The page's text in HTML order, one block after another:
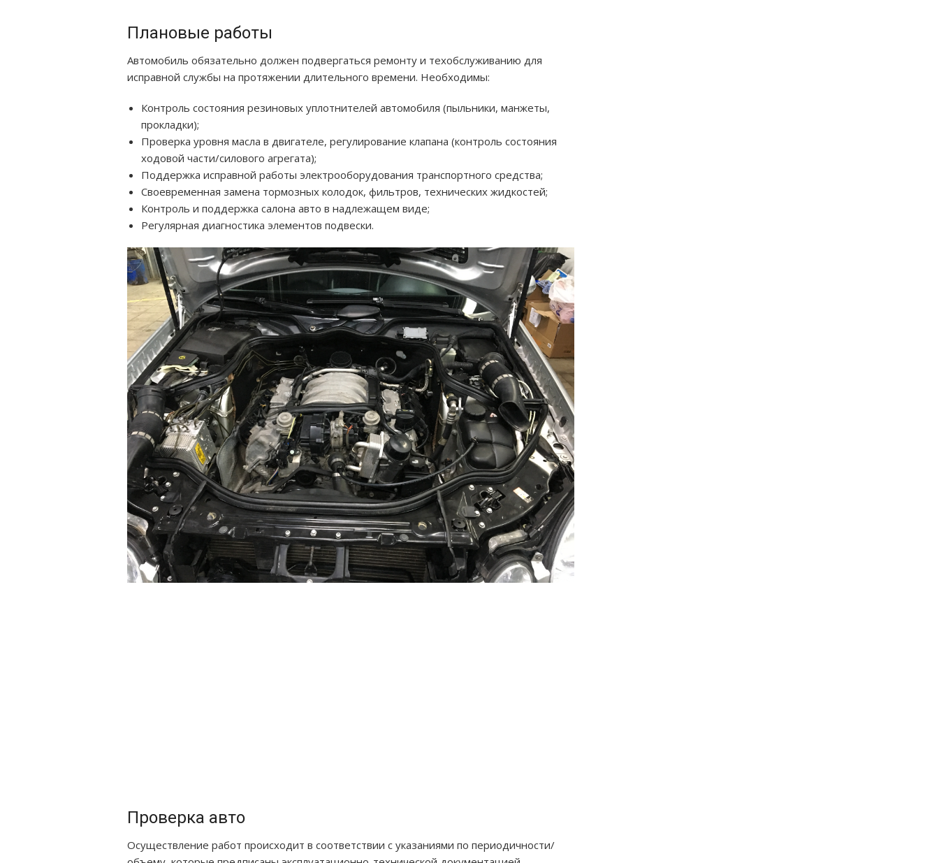
Плановые работы
Автомобиль обязательно должен подвергаться ремонту и техобслуживанию для
исправной службы на протяжении длительного времени. Необходимы:
Контроль состояния резиновых уплотнителей автомобиля (пыльники, манжеты,
прокладки);
Проверка уровня масла в двигателе, регулирование клапана (контроль состояния
ходовой части/силового агрегата);
Поддержка исправной работы электрооборудования транспортного средства;
Своевременная замена тормозных колодок, фильтров, технических жидкостей;
Контроль и поддержка салона авто в надлежащем виде;
Регулярная диагностика элементов подвески.
Проверка авто
Осуществление работ происходит в соответствии с указаниями по периодичности/